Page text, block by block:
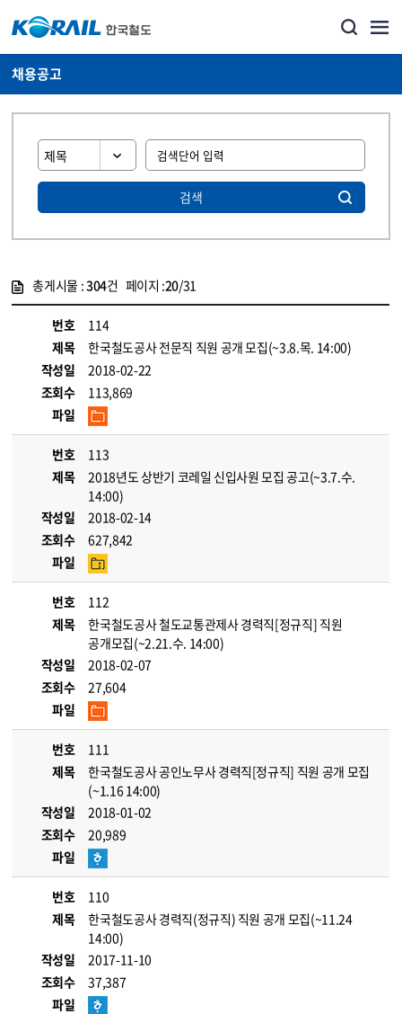
채용공고
검색
총게시물 :304건 페이지 :20/31
번호
114
제목
한국철도공사 전문직 직원 공개 모집(~3.8.목. 14:00)
작성일
2018-02-22
조회수
113,869
파일
번호
113
제목
2018년도 상반기 코레일 신입사원 모집 공고(~3.7.수.
14:00)
작성일
2018-02-14
조회수
627,842
파일
번호
112
제목
한국철도공사 철도교통관제사 경력직[정규직] 직원
공개모집(~2.21.수. 14:00)
작성일
2018-02-07
조회수
27,604
파일
번호
111
제목
한국철도공사 공인노무사 경력직[정규직] 직원 공개 모집
(~1.16 14:00)
작성일
2018-01-02
조회수
20,989
파일
번호
110
제목
한국철도공사 경력직(정규직) 직원 공개 모집(~11.24
14:00)
작성일
2017-11-10
조회수
37,387
파일